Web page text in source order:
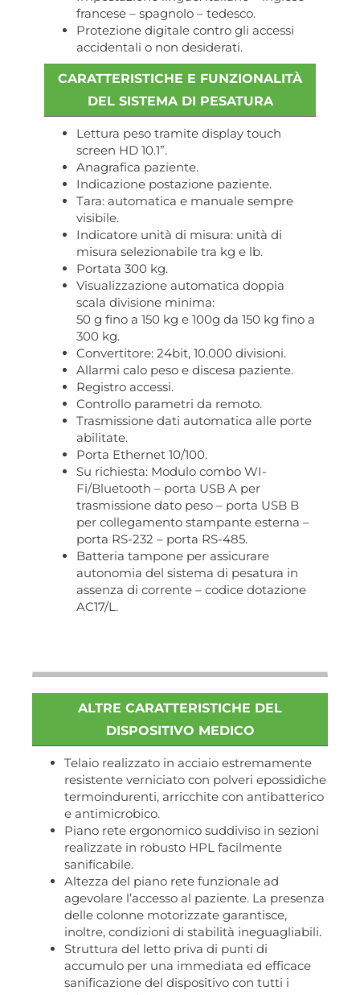
francese – spagnolo – tedesco.
Protezione digitale contro gli accessi
accidentali o non desiderati.
CARATTERISTICHE E FUNZIONALITÀ
DEL SISTEMA DI PESATURA
Lettura peso tramite display touch
screen HD 10.1”.
Anagrafica paziente.
Indicazione postazione paziente.
Tara: automatica e manuale sempre
visibile.
Indicatore unità di misura: unità di
misura selezionabile tra kg e lb.
Portata 300 kg.
Visualizzazione automatica doppia
scala divisione minima:
50 g fino a 150 kg e 100g da 150 kg fino a
300 kg.
Convertitore: 24bit, 10.000 divisioni.
Allarmi calo peso e discesa paziente.
Registro accessi.
Controllo parametri da remoto.
Trasmissione dati automatica alle porte
abilitate.
Porta Ethernet 10/100.
Su richiesta: Modulo combo WI-
Fi/Bluetooth – porta USB A per
trasmissione dato peso – porta USB B
per collegamento stampante esterna –
porta RS-232 – porta RS-485.
Batteria tampone per assicurare
autonomia del sistema di pesatura in
assenza di corrente – codice dotazione
AC17/L.
ALTRE CARATTERISTICHE DEL
DISPOSITIVO MEDICO
Telaio realizzato in acciaio estremamente
resistente verniciato con polveri epossidiche
termoindurenti, arricchite con antibatterico
e antimicrobico.
Piano rete ergonomico suddiviso in sezioni
realizzate in robusto HPL facilmente
sanificabile.
Altezza del piano rete funzionale ad
agevolare l’accesso al paziente. La presenza
delle colonne motorizzate garantisce,
inoltre, condizioni di stabilità ineguagliabili.
Struttura del letto priva di punti di
accumulo per una immediata ed efficace
sanificazione del dispositivo con tutti i